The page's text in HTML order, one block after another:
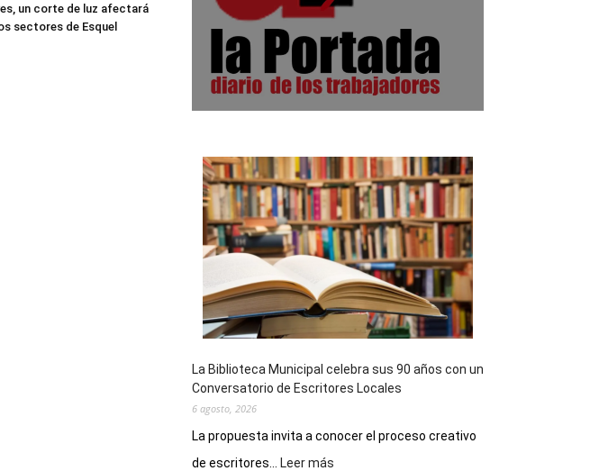
un corte de luz afectará
sectores de Esquel
La Biblioteca Municipal celebra sus 90 años con un
Conversatorio de Escritores Locales
6 agosto, 2026
La propuesta invita a conocer el proceso creativo
de escritores...
Leer más